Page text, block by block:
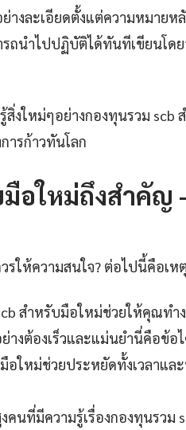
งละเอียดตั้งแต่ความหมายห
ถนำไปปฏิบัติได้ทันทีเขียนโด
สิ่งใหม่ๆอย่างกองทุนรวม scb
ารก้าวทันโลก
มือใหม่ถึงสำคัญ
ให้ความสนใจ? ต่อไปนี้คือเห
สำหรับมือใหม่ช่วยให้คุณทำ
ต้องเร็วและแม่นยำนี่คือข้อ
อใหม่ช่วยประหยัดทั้งเวลาแล
นที่มีความรู้เรื่องกองทุนรวม